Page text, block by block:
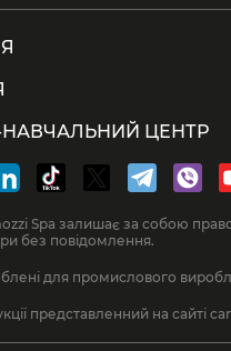
ЦЕНТР
Spa залишає за собою
без повідомлення.
для промислового
представленний на сайті